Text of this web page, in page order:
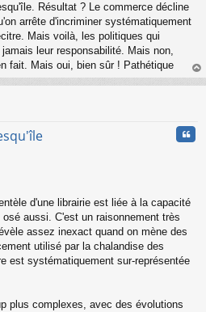
Résultat ? Le commerce décline
arrête d'incriminer systématiquement
Mais voilà, les politiques qui
leur responsabilité. Mais non,
fait. Mais oui, bien sûr ! Pathétique
au
d'une librairie est liée à la capacité
aussi. C'est un raisonnement très
assez inexact quand on mène des
utilisé par la chalandise des
est systématiquement sur-représentée
plus complexes, avec des évolutions